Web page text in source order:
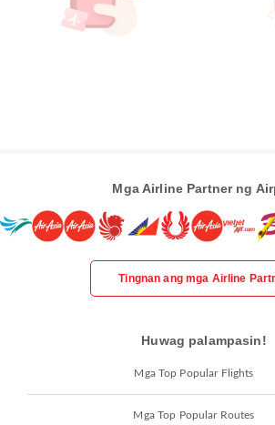
Mga Airline Partner ng
Tingnan ang mga Airline
Huwag palampasin!
Mga Top Popular Flights
Mga Top Popular Routes